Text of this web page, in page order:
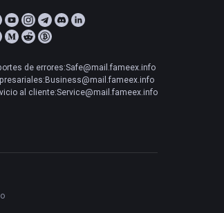
de errores:Safe@mail.fameex.info
al cliente:Service@mail.fameex.info